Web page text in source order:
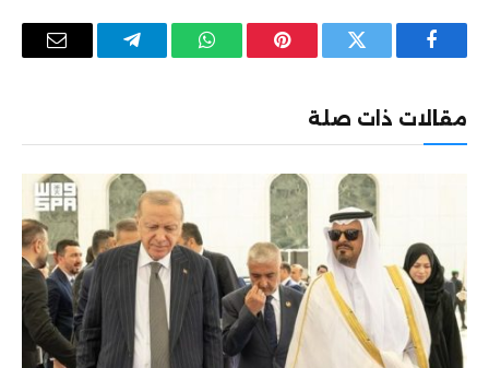
فيسبوك تويتر بينتيريستواتساب تيلقرام
البريد
مقالات ذات صلة